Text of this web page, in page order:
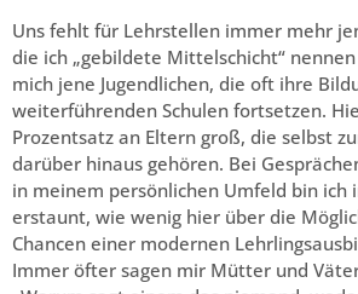
Uns fehlt für Lehrstellen immer mehr
die ich „gebildete Mittelschicht“
mich jene Jugendlichen, die oft ihre
weiterführenden Schulen fortsetzen.
Prozentsatz an Eltern groß, die selbst
darüber hinaus gehören. Bei
in meinem persönlichen Umfeld bin ich
erstaunt, wie wenig hier über die
Chancen einer modernen
Immer öfter sagen mir Mütter und